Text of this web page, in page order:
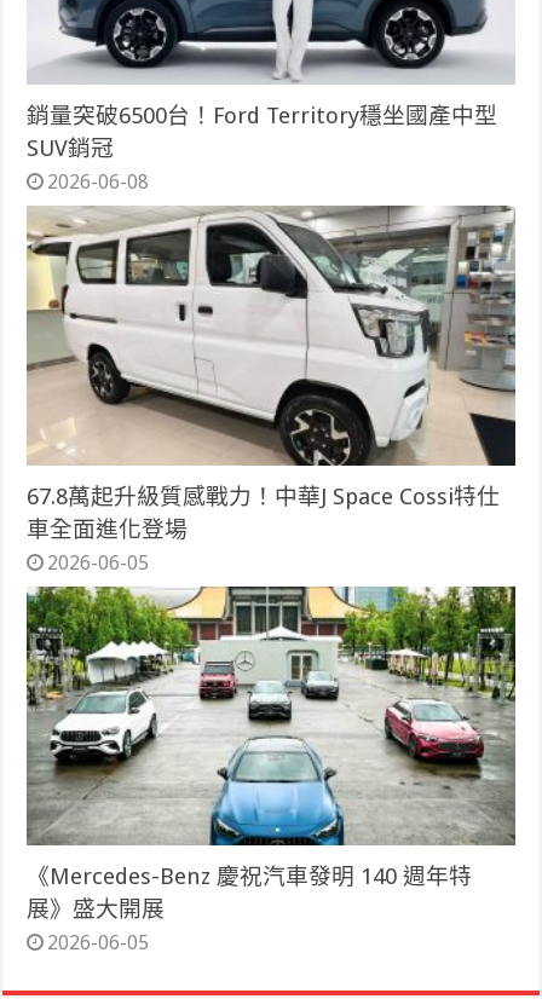
銷量突破6500台！Ford Territory穩坐國產中型
SUV銷冠
2026-06-08
67.8萬起升級質感戰力！中華J Space Cossi特仕
車全面進化登場
2026-06-05
《Mercedes-Benz 慶祝汽車發明 140 週年特
展》盛大開展
2026-06-05